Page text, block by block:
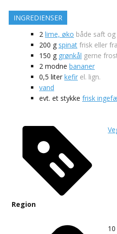
INGREDIENSER
2 lime, øko både saft og
200 g spinat frisk eller
150 g grønkål gerne
2 modne bananer
0,5 liter kefir el. lign.
vand
evt. et stykke frisk
Region
10